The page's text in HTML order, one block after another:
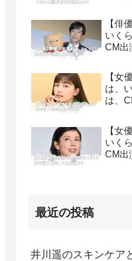
【俳
いく
CM出
【女
は、
は、
【女
いく
CM出
最近の投稿
井川遥のスキンケア